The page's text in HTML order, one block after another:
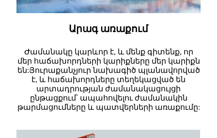
Արագ առաքում
Ժամանակը կարևոր է, և մենք գիտենք, որ
մեր հաճախորդների կարիքները մեր կարիքն
են:Յուրաքանչյուր նախագիծ պլանավորված
է, և հաճախորդները տեղեկացված են
արտադրության ժամանակացույցի
ընթացքում՝ ապահովելու ժամանակին
թարմացումները և պատվերների առաքումը: